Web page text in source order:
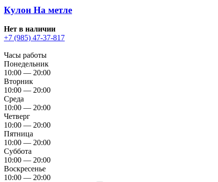
Кулон На метле
Нет в наличии
+7 (985) 47-37-817
Часы работы
Понедельник
10:00 — 20:00
Вторник
10:00 — 20:00
Среда
10:00 — 20:00
Четверг
10:00 — 20:00
Пятница
10:00 — 20:00
Суббота
10:00 — 20:00
Воскресенье
10:00 — 20:00